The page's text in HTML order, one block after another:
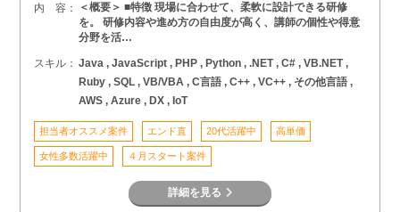
内 容：
＜概要＞ ■特徴 現場に合わせて、柔軟に設計できる研修
を。 研修内容や進め方の自由度が高く、講師の個性や得意
分野を活…
スキル： Java , JavaScript , PHP , Python , .NET , C# , VB.NET ,
Ruby , SQL , VB/VBA , C言語 , C++ , VC++ , その他言語 ,
AWS , Azure , DX , IoT
担当者オススメ案件 エンド直 20代活躍中 高単価
女性多数活躍中 ４月スタート案件
詳細を見る